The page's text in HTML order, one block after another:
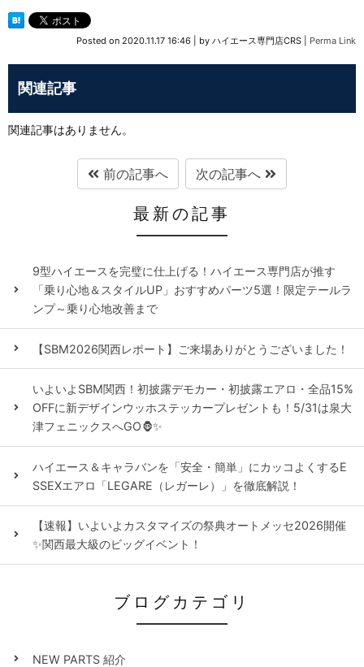
Posted on 2020.11.17 16:46 by ハイエース専門店CRS Perma Link
関連記事
関連記事はありません。
前の記事へ 次の記事へ
最新の記事
9型ハイエースを完璧に仕上げる！ハイエース専門店が推す
「乗り心地＆スタイルUP」おすすめパーツ5選！限定テールラ
ンプ～乗り心地改善まで
【SBM2026関西レポート】ご来場ありがとうございました！
いよいよSBM関西！初披露デモカー・初披露エアロ・全品15%
OFFに新デザインウッホステッカープレゼントも！5/31は泉大
津フェニックスへGO🦍✨
ハイエース＆キャラバンを「安全・簡単」にカッコよくするE
SSEXエアロ「LEGARE（レガーレ）」を徹底解説！
【速報】いよいよカスタマイズの祭典オートメッセ2026開催
✨関西最大級のビッグイベント！
ブログカテゴリ
NEW PARTS 紹介